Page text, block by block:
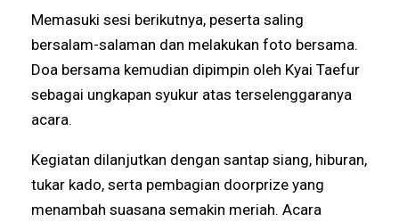
Memasuki sesi berikutnya, peserta saling
bersalam-salaman dan melakukan foto bersama.
Doa bersama kemudian dipimpin oleh Kyai Taefur
sebagai ungkapan syukur atas terselenggaranya
acara.
Kegiatan dilanjutkan dengan santap siang, hiburan,
tukar kado, serta pembagian doorprize yang
menambah suasana semakin meriah. Acara